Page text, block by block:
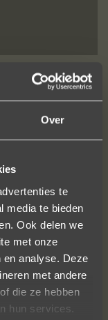
Over
te
media te bieden
Ook delen we
met onze
analyse. Deze
met andere
die ze hebben
hun services.
Heel
en
de
per